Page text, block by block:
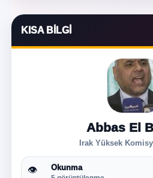
KISA BILGI
Abbas El
Irak Yüksek
👁 Okunma